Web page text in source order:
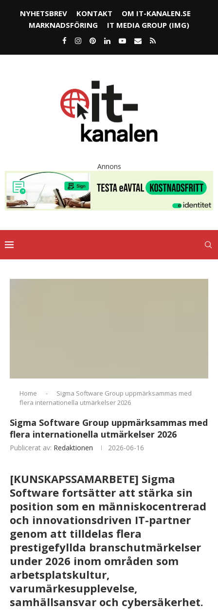
NYHETSBREV KONTAKT
OM IT-KANALEN.SE
MARKNADSFÖRING
IT MEDIA GROUP (IMG)
Annons
Home -
Sigma Software Group uppmärksammas med
flera internationella utmärkelser 2026
Sigma Software Group uppmärksammas med
flera internationella utmärkelser 2026
Publicerat av: Redaktionen 2026-06-16
[KUNSKAPSSAMARBETE] Sigma
Software fortsätter att stärka sin
position som en människocentrerad
och innovationsdriven IT-partner
genom att tilldelas flera
prestigefyllda branschutmärkelser
under 2026 inom områden som
arbetsplatskultur,
varumärkesupplevelse,
samhällsansvar och cybersäkerhet.